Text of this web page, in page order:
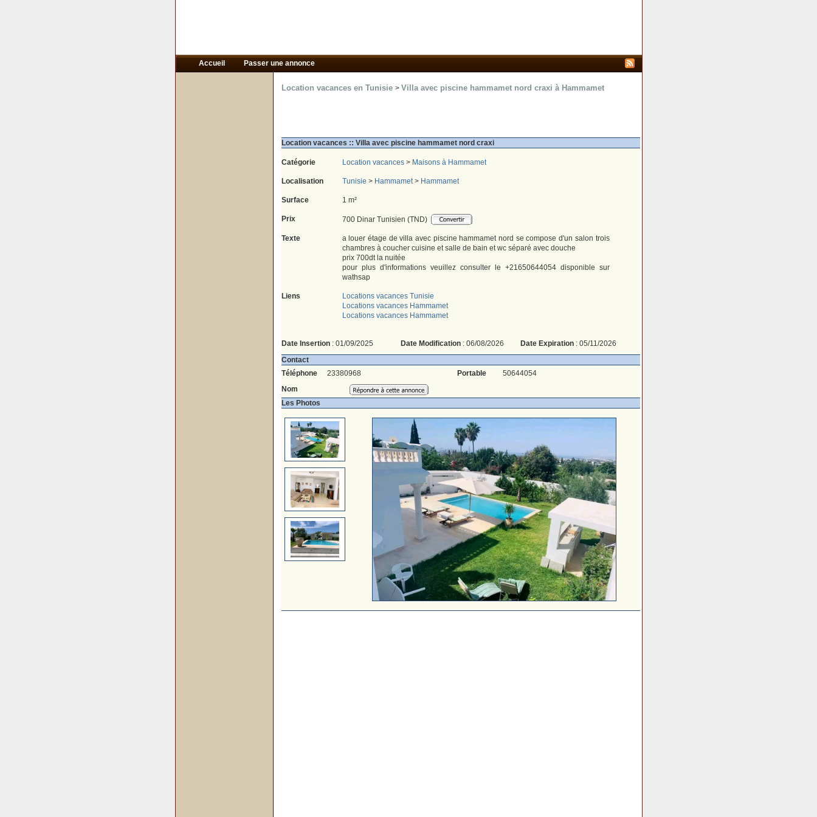
Accueil Passer une annonce
Location vacances en Tunisie > Villa avec piscine hammamet nord craxi à Hammamet
Location vacances :: Villa avec piscine hammamet nord craxi
Catégorie Location vacances> Maisons à Hammamet
Localisation Tunisie > Hammamet> Hammamet
Surface 1 m²
Prix 700 Dinar Tunisien (TND)
Texte
a louer étage de villa avec piscine hammamet nord se compose d'un salon trois
chambres à coucher cuisine et salle de bain et wc séparé avec douche
prix 700dt la nuitée
pour plus d'informations veuillez consulter le +21650644054 disponible sur
wathsap
Liens
Locations vacances Tunisie
Locations vacances Hammamet
Locations vacances Hammamet
Date Insertion: 01/09/2025 Date Modification: 06/08/2026 Date Expiration: 05/11/2026
Contact
Téléphone
23380968 Portable
50644054
Nom
Les Photos